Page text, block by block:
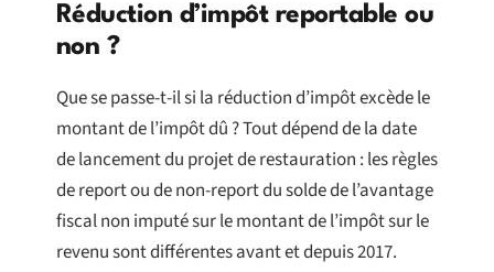
Réduction d’impôt reportable ou
non ?
Que se passe-t-il si la réduction d’impôt excède le
montant de l’impôt dû ? Tout dépend de la date
de lancement du projet de restauration : les règles
de report ou de non-report du solde de l’avantage
fiscal non imputé sur le montant de l’impôt sur le
revenu sont différentes avant et depuis 2017.